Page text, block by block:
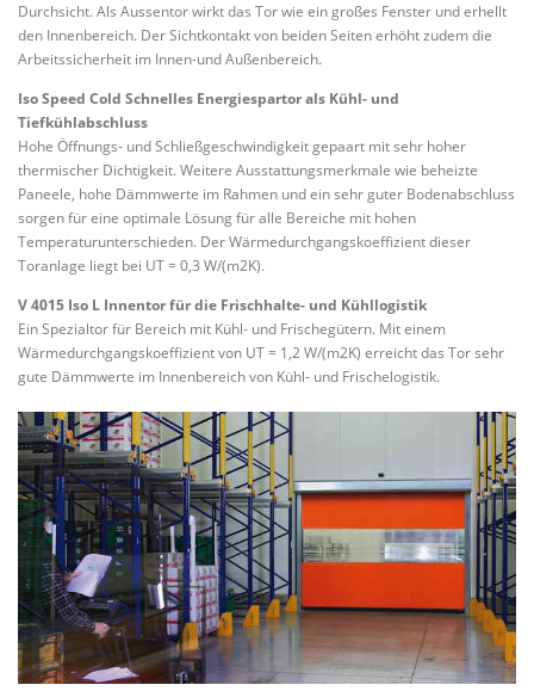
Durchsicht. Als Aussentor wirkt das Tor wie ein großes Fenster und erhellt
den Innenbereich. Der Sichtkontakt von beiden Seiten erhöht zudem die
Arbeitssicherheit im Innen-und Außenbereich.
Iso Speed Cold Schnelles Energiespartor als Kühl- und
Tiefkühlabschluss
Hohe Öffnungs- und Schließgeschwindigkeit gepaart mit sehr hoher
thermischer Dichtigkeit. Weitere Ausstattungsmerkmale wie beheizte
Paneele, hohe Dämmwerte im Rahmen und ein sehr guter Bodenabschluss
sorgen für eine optimale Lösung für alle Bereiche mit hohen
Temperaturunterschieden. Der Wärmedurchgangskoeffizient dieser
Toranlage liegt bei UT = 0,3 W/(m2K).
V 4015 Iso L Innentor für die Frischhalte- und Kühllogistik
Ein Spezialtor für Bereich mit Kühl- und Frischegütern. Mit einem
Wärmedurchgangskoeffizient von UT = 1,2 W/(m2K) erreicht das Tor sehr
gute Dämmwerte im Innenbereich von Kühl- und Frischelogistik.